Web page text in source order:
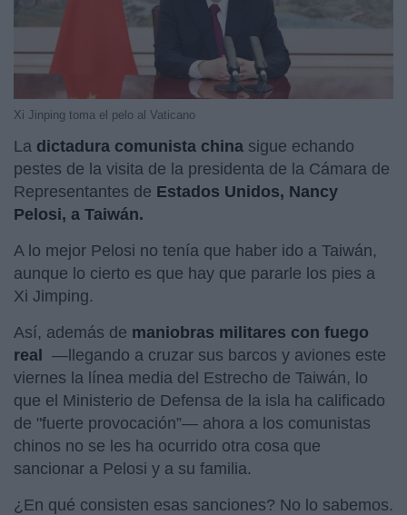
Xi Jinping toma el pelo al Vaticano
La dictadura comunista china sigue echando
pestes de la visita de la presidenta de la Cámara de
Representantes de Estados Unidos, Nancy
Pelosi, a Taiwán.
A lo mejor Pelosi no tenía que haber ido a Taiwán,
aunque lo cierto es que hay que pararle los pies a
Xi Jimping.
Así, además de maniobras militares con fuego
real —llegando a cruzar sus barcos y aviones este
viernes la línea media del Estrecho de Taiwán, lo
que el Ministerio de Defensa de la isla ha calificado
de "fuerte provocación”— ahora a los comunistas
chinos no se les ha ocurrido otra cosa que
sancionar a Pelosi y a su familia.
¿En qué consisten esas sanciones? No lo sabemos.